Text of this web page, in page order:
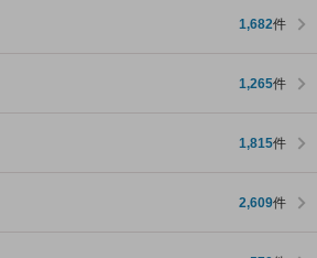
1,682件
1,265件
1,815件
2,609件